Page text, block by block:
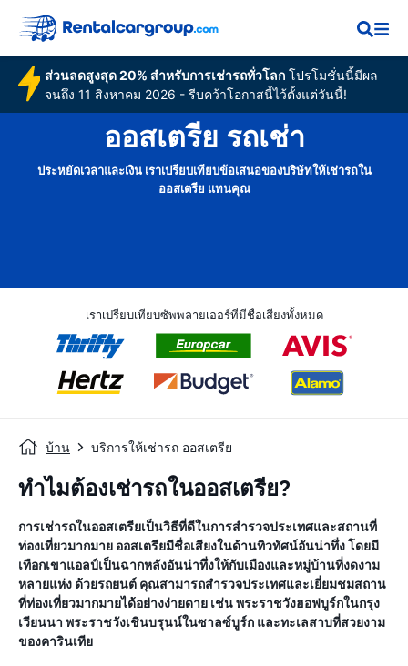
ส่วนลดสูงสุด 20% สำหรับการเช่ารถทั่วโลกโปรโมชั่นนี้มีผล
จนถึง 11 สิงหาคม 2026 - รีบคว้าโอกาสนี้ไว้ตั้งแต่วันนี้!
ออสเตรีย รถเช่า
ประหยัดเวลาและเงิน เราเปรียบเทียบข้อเสนอของบริษัทให้เช่ารถใน
ออสเตรีย แทนคุณ
เราเปรียบเทียบซัพพลายเออร์ที่มีชื่อเสียงทั้งหมด
บ้าน บริการให้เช่ารถ ออสเตรีย
ทำไมต้องเช่ารถในออสเตรีย?
การเช่ารถในออสเตรียเป็นวิธีที่ดีในการสำรวจประเทศและสถานที่
ท่องเที่ยวมากมาย ออสเตรียมีชื่อเสียงในด้านทิวทัศน์อันน่าทึ่ง โดยมี
เทือกเขาแอลป์เป็นฉากหลังอันน่าทึ่งให้กับเมืองและหมู่บ้านที่งดงาม
หลายแห่ง ด้วยรถยนต์ คุณสามารถสำรวจประเทศและเยี่ยมชมสถาน
ที่ท่องเที่ยวมากมายได้อย่างง่ายดาย เช่น พระราชวังฮอฟบูร์กในกรุง
เวียนนา พระราชวังเชินบรุนน์ในซาลซ์บูร์ก และทะเลสาบที่สวยงาม
ของคารินเทีย